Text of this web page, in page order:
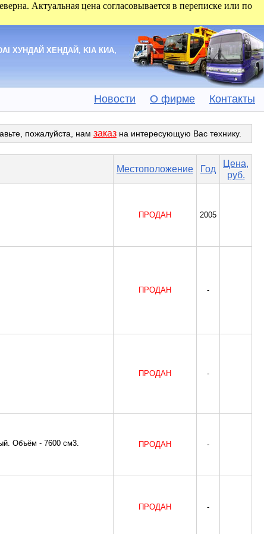
Актуальная цена согласовывается в переписке или по
ХУНДАЙ ХЕНДАЙ, KIA КИА,
Новости О фирме Контакты
пожалуйста, нам заказ на интересующую Вас технику.
Местоположение Год
Цена,
руб.
ПРОДАН 2005
ПРОДАН -
ПРОДАН -
Объём - 7600 см3.
ПРОДАН -
ПРОДАН -